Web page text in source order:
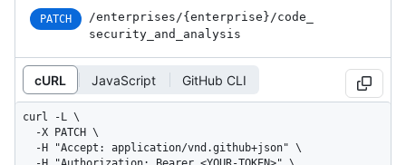
PATCH /enterprises/{enterprise}/code_
security_ and_ analysis
cURL JavaScript GitHub CLI
curl -L \